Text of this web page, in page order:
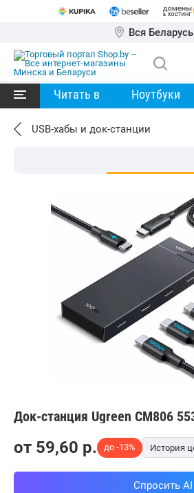
Вся Беларусь
Читать в Ноутбуки
USB-хабы и док-станции
Док-станция Ugreen CM806
от 59,60 p. до -13% История
Спросить AI